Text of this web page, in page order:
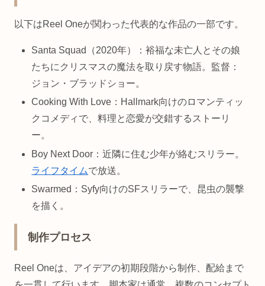
以下はReel Oneが関わった代表的な作品の一部です。
Santa Squad（2020年）：裕福な未亡人とその娘
たちにクリスマスの魔法を取り戻す物語。監督：
ジョン・ブラッドショー。
Cooking With Love：Hallmark向けのロマンティッ
クコメディで、料理と恋愛が交錯するストーリ
ー。
Boy Next Door：近隣に住む少年が絡むスリラー。
ライフタイムで放送。
Swarmed：Syfy向けのSFスリラーで、昆虫の襲撃
を描く。
制作プロセス
Reel Oneは、アイデアの初期段階から制作、配給まで